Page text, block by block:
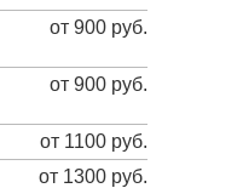
от 900 руб.
от 900 руб.
от 1100 руб.
от 1300 руб.